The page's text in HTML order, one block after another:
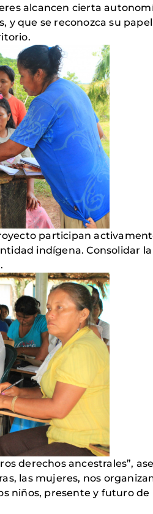
alcancen cierta
y que se reconozca su
participan
indígena. Consolidar
derechos ancestrales”,
las mujeres, nos
niños, presente y futuro de